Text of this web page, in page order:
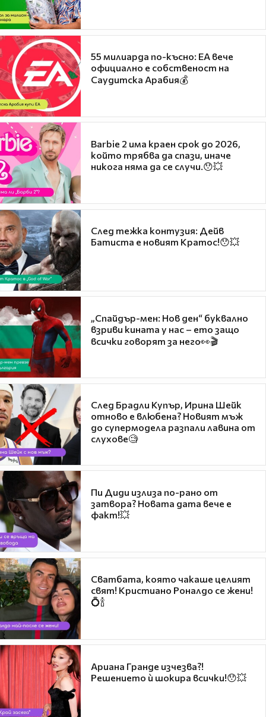
55 милиарда по-късно: EA вече
официално е собственост на
Саудитска Арабия💰
Barbie 2 има краен срок до 2026,
който трябва да спази, иначе
никога няма да се случи.😯💥
След тежка контузия: Дейв
Батиста е новият Кратос!😯💥
„Спайдър-мен: Нов ден“ буквално
взриви кината у нас – ето защо
всички говорят за него👀🎬
След Брадли Купър, Ирина Шейк
отново е влюбена? Новият мъж
до супермодела разпали лавина от
слухове🧐
Пи Диди излиза по-рано от
затвора? Новата дата вече е
факт!💥
Сватбата, която чакаше целият
свят! Кристиано Роналдо се жени!
💍🍾
Ариана Гранде изчезва?!
Решението ѝ шокира всички!😯💥